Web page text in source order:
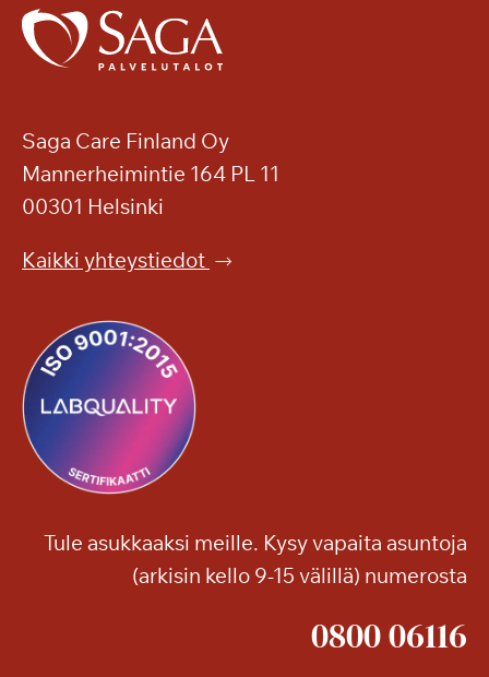
Saga Care Finland Oy
Mannerheimintie 164 PL 11
00301 Helsinki
Kaikki yhteystiedot
Tule asukkaaksi meille. Kysy vapaita asuntoja
(arkisin kello 9-15 välillä) numerosta
0800 06116